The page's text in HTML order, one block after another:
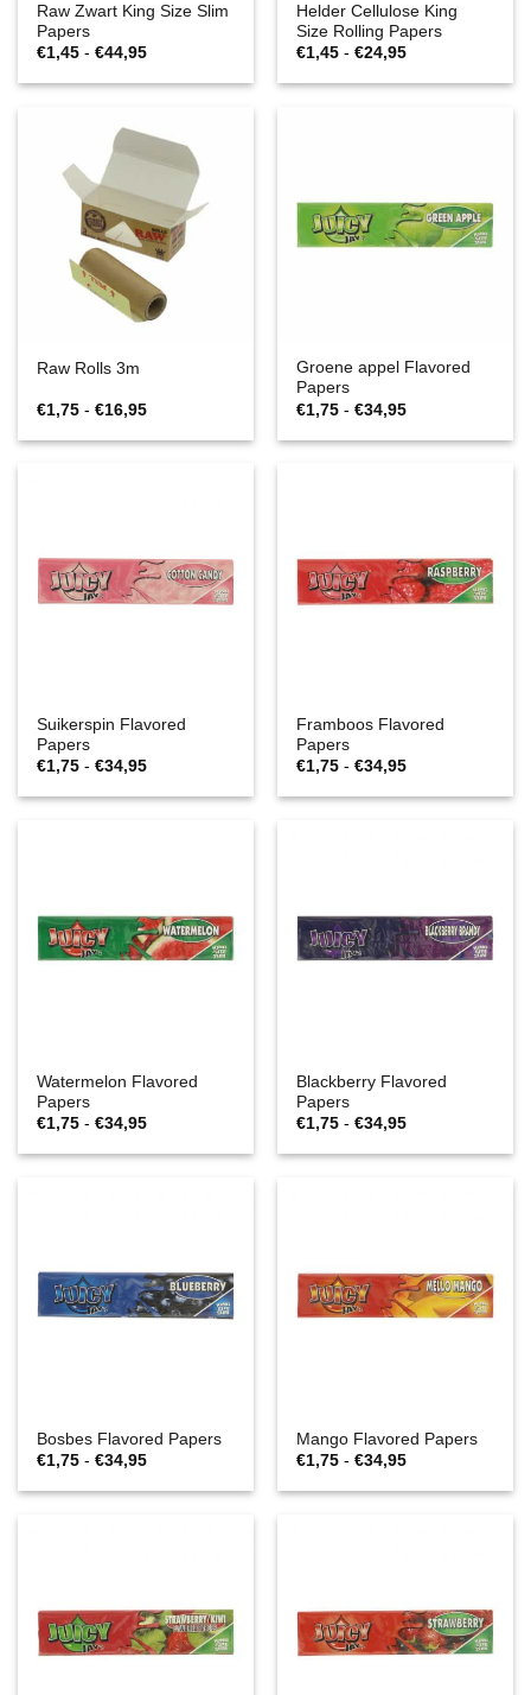
Raw Zwart King Size Slim
Papers
€1,45 - €44,95Prijsklasse:
tot
Helder Cellulose King
Size Rolling Papers
€1,45 - €24,95Prijsklasse:
tot
Raw Rolls 3m
€1,75 - €16,95Prijsklasse:
tot
Groene appel Flavored
Papers
€1,75 - €34,95Prijsklasse:
tot
Suikerspin Flavored
Papers
€1,75 - €34,95Prijsklasse:
tot
Framboos Flavored
Papers
€1,75 - €34,95Prijsklasse:
tot
Watermelon Flavored
Papers
€1,75 - €34,95Prijsklasse:
tot
Blackberry Flavored
Papers
€1,75 - €34,95Prijsklasse:
tot
Bosbes Flavored Papers
€1,75 - €34,95Prijsklasse:
tot
Mango Flavored Papers
€1,75 - €34,95Prijsklasse:
tot